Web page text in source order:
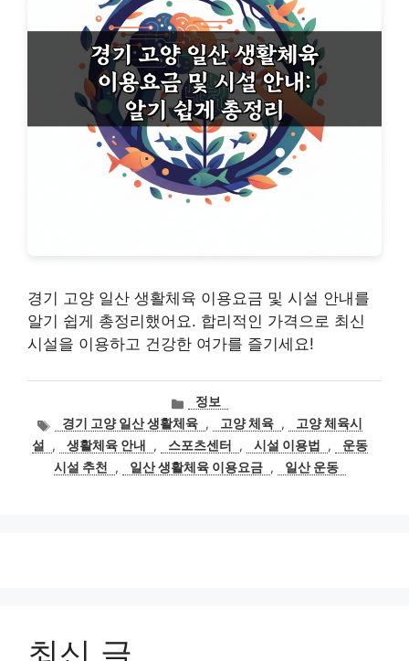
경기 고양 일산 생활체육 이용요금 및 시설 안내를
알기 쉽게 총정리했어요. 합리적인 가격으로 최신
시설을 이용하고 건강한 여가를 즐기세요!
카
테
고
리
정보
태경기 고양 일산 생활체육 , 고양 체육 ,
고양 체육시
설
, 생활체육 안내 , 스포츠센터 , 시설 이용법 ,
운동
시설 추천
, 일산 생활체육 이용요금 , 일산 운동
최신 글